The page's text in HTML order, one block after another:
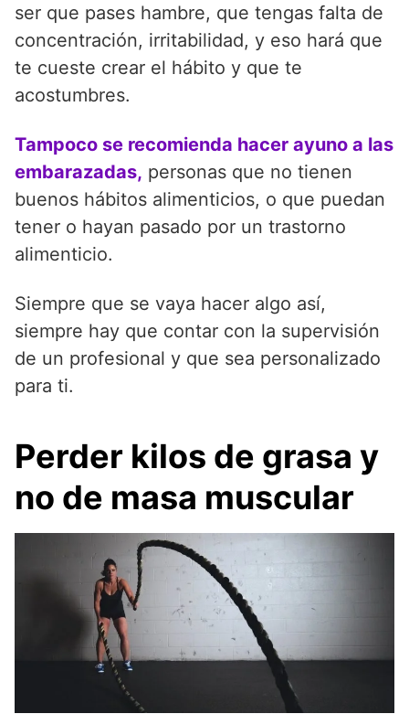
ser que pases hambre, que tengas falta de
concentración, irritabilidad, y eso hará que
te cueste crear el hábito y que te
acostumbres.
Tampoco se recomienda hacer ayuno a las
embarazadas, personas que no tienen
buenos hábitos alimenticios, o que puedan
tener o hayan pasado por un trastorno
alimenticio.
Siempre que se vaya hacer algo así,
siempre hay que contar con la supervisión
de un profesional y que sea personalizado
para ti.
Perder kilos de grasa y
no de masa muscular